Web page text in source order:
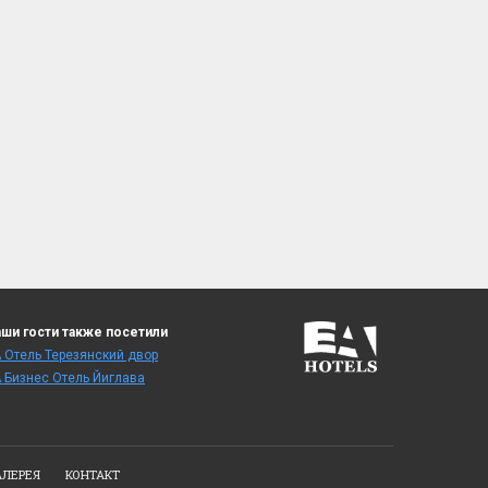
гости также посетили
Отель Терезянский двор
Бизнес Отель Йиглава
КОНТАКТ